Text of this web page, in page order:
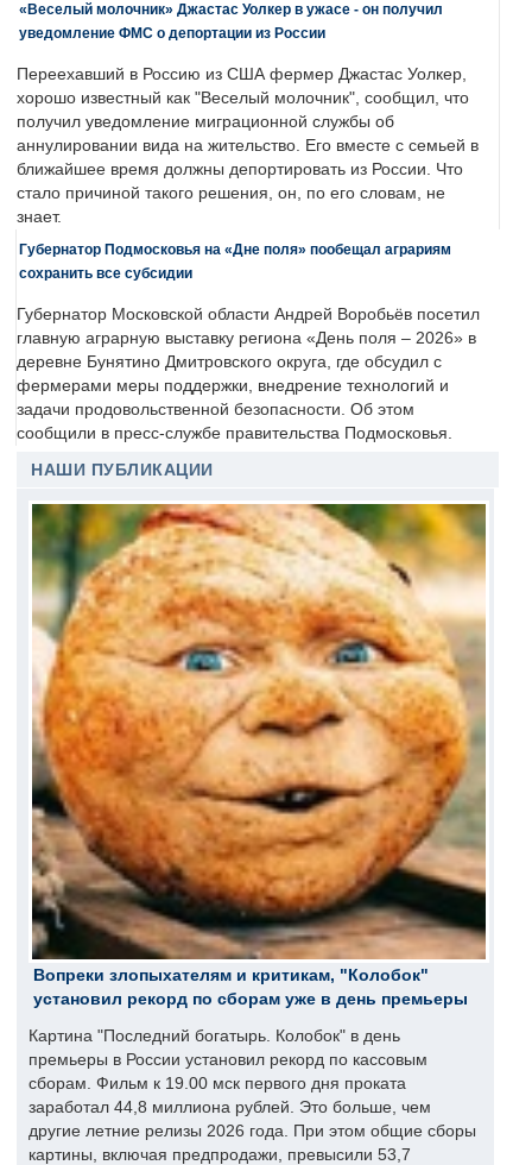
«Веселый молочник» Джастас Уолкер в ужасе - он получил
уведомление ФМС о депортации из России
Переехавший в Россию из США фермер Джастас Уолкер,
хорошо известный как "Веселый молочник", сообщил, что
получил уведомление миграционной службы об
аннулировании вида на жительство. Его вместе с семьей в
ближайшее время должны депортировать из России. Что
стало причиной такого решения, он, по его словам, не
знает.
Губернатор Подмосковья на «Дне поля» пообещал аграриям
сохранить все субсидии
Губернатор Московской области Андрей Воробьёв посетил
главную аграрную выставку региона «День поля – 2026» в
деревне Бунятино Дмитровского округа, где обсудил с
фермерами меры поддержки, внедрение технологий и
задачи продовольственной безопасности. Об этом
сообщили в пресс-службе правительства Подмосковья.
НАШИ ПУБЛИКАЦИИ
Вопреки злопыхателям и критикам, "Колобок"
установил рекорд по сборам уже в день премьеры
Картина "Последний богатырь. Колобок" в день
премьеры в России установил рекорд по кассовым
сборам. Фильм к 19.00 мск первого дня проката
заработал 44,8 миллиона рублей. Это больше, чем
другие летние релизы 2026 года. При этом общие сборы
картины, включая предпродажи, превысили 53,7